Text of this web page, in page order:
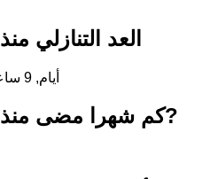
العد التنازلي منذ 15 أغسطس 2025
-359 أيام, 9 ساعات, 34 دقائق, 19 ثواني
كم شهرا مضى منذ 15 أغسطس 2025?